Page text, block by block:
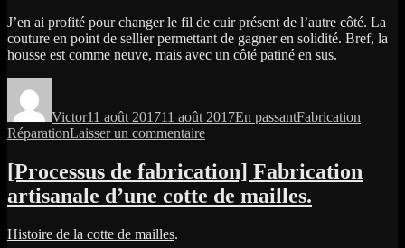
J’en ai profité pour changer le fil de cuir présent de l’autre côté. La
couture en point de sellier permettant de gagner en solidité. Bref, la
housse est comme neuve, mais avec un côté patiné en sus.
Victor11 août 201711 août 2017En passantFabrication
RéparationLaisser un commentairesur
[Processus de fabrication] Fabrication
artisanale d’une cotte de mailles.
Histoire de la cotte de mailles.